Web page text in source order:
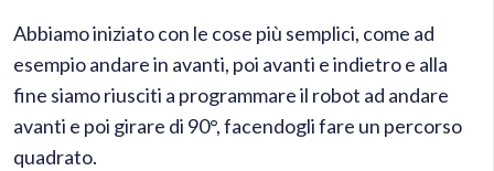
Abbiamo iniziato con le cose più semplici, come ad
esempio andare in avanti, poi avanti e indietro e alla
fine siamo riusciti a programmare il robot ad andare
avanti e poi girare di 90°, facendogli fare un percorso
quadrato.